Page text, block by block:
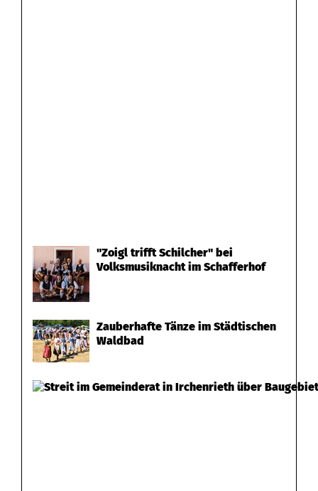
"Zoigl trifft Schilcher" bei
Volksmusiknacht im Schafferhof
Zauberhafte Tänze im Städtischen
Waldbad